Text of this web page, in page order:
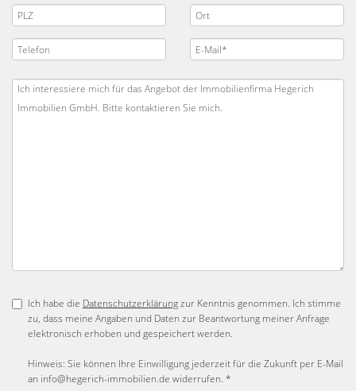
Ich habe die Datenschutzerklärungzur Kenntnis genommen. Ich stimme
zu, dass meine Angaben und Daten zur Beantwortung meiner Anfrage
elektronisch erhoben und gespeichert werden.
Hinweis: Sie können Ihre Einwilligung jederzeit für die Zukunft per E-Mail
an info@hegerich-immobilien.de widerrufen. *